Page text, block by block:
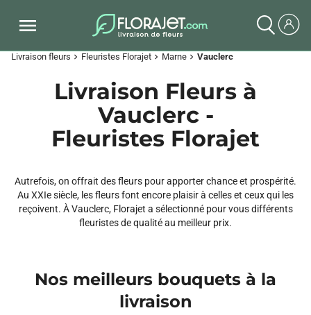
Livraison fleurs chevron_right Fleuristes Florajet chevron_right Marne chevron_right Vauclerc
Livraison Fleurs à
Vauclerc -
Fleuristes Florajet
Autrefois, on offrait des fleurs pour apporter chance et prospérité.
Au XXIe siècle, les fleurs font encore plaisir à celles et ceux qui les
reçoivent. À Vauclerc, Florajet a sélectionné pour vous différents
fleuristes de qualité au meilleur prix.
Nos meilleurs bouquets à la
livraison